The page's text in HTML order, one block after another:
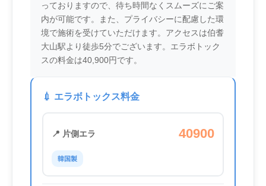
っておりますので、待ち時間なくスムーズにご案
内が可能です。また、プライバシーに配慮した環
境で施術を受けていただけます。アクセスは伯耆
大山駅より徒歩5分でございます。エラボトック
スの料金は40,900円です。
💉 エラボトックス料金
📍 片側エラ 40900
韓国製